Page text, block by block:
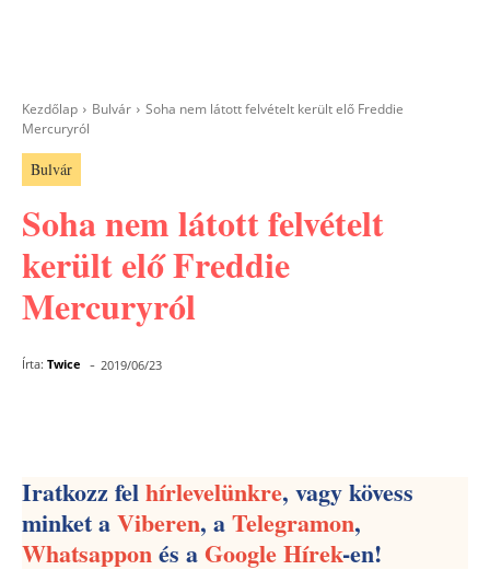
Kezdőlap Bulvár
Soha nem látott felvételt került elő Freddie
Mercuryról
Bulvár
Soha nem látott felvételt
került elő Freddie
Mercuryról
Írta: Twice - 2019/06/23
Iratkozz felhírlevelünkre, vagy kövess
minket aViberen, aTelegramon,
Whatsapponés aGoogle Hírek-en!